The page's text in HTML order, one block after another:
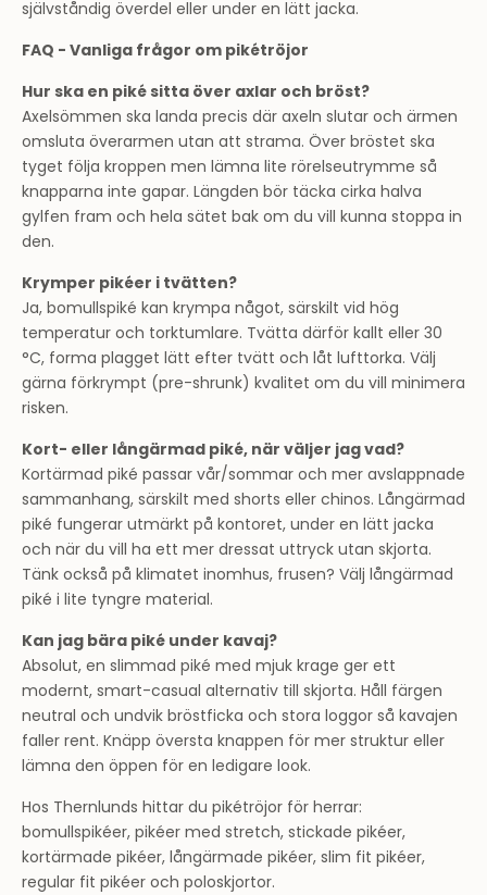
självståndig överdel eller under en lätt jacka.
FAQ - Vanliga frågor om pikétröjor
Hur ska en piké sitta över axlar och bröst?
Axelsömmen ska landa precis där axeln slutar och ärmen
omsluta överarmen utan att strama. Över bröstet ska
tyget följa kroppen men lämna lite rörelseutrymme så
knapparna inte gapar. Längden bör täcka cirka halva
gylfen fram och hela sätet bak om du vill kunna stoppa in
den.
Krymper pikéer i tvätten?
Ja, bomullspiké kan krympa något, särskilt vid hög
temperatur och torktumlare. Tvätta därför kallt eller 30
°C, forma plagget lätt efter tvätt och låt lufttorka. Välj
gärna förkrympt (pre-shrunk) kvalitet om du vill minimera
risken.
Kort- eller långärmad piké, när väljer jag vad?
Kortärmad piké passar vår/sommar och mer avslappnade
sammanhang, särskilt med shorts eller chinos. Långärmad
piké fungerar utmärkt på kontoret, under en lätt jacka
och när du vill ha ett mer dressat uttryck utan skjorta.
Tänk också på klimatet inomhus, frusen? Välj långärmad
piké i lite tyngre material.
Kan jag bära piké under kavaj?
Absolut, en slimmad piké med mjuk krage ger ett
modernt, smart-casual alternativ till skjorta. Håll färgen
neutral och undvik bröstficka och stora loggor så kavajen
faller rent. Knäpp översta knappen för mer struktur eller
lämna den öppen för en ledigare look.
Hos Thernlunds hittar du pikétröjor för herrar:
bomullspikéer, pikéer med stretch, stickade pikéer,
kortärmade pikéer, långärmade pikéer, slim fit pikéer,
regular fit pikéer och poloskjortor.